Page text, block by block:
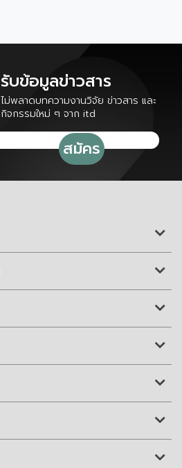
รับข้อมูลข่าวสาร
ไม่พลาดบทความงานวิจัย ข่าวสาร และ
กิจกรรมใหม่ ๆ จาก itd